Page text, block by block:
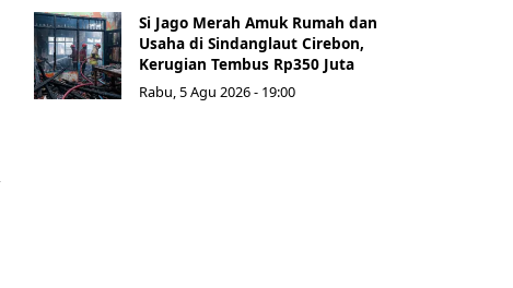
Si Jago Merah Amuk Rumah dan
Usaha di Sindanglaut Cirebon,
Kerugian Tembus Rp350 Juta
Rabu, 5 Agu 2026 - 19:00